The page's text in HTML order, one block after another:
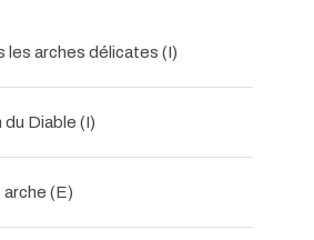
les arches délicates (I)
du Diable (I)
(E)